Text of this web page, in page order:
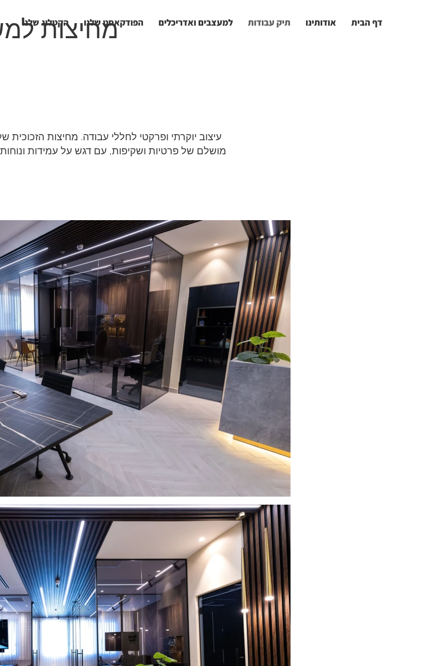
הקטלוג שלנו הפודקאסט שלנו למעצבים ואדריכלים תיק עבודות אודותינו דף הבית מחיצות
עיצוב יוקרתי ופרקטי לחללי עבודה. מחיצות הזכוכית
מושלם של פרטיות ושקיפות, עם דגש על עמידות ונוחות